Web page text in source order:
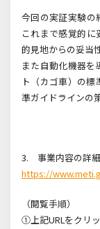
今回の実証実験の
これまで感覚的
的見地からの妥当
また自動化機器を
ト（カゴ車）の
準ガイドラインの
3. 事業内容の詳
https://
（閲覧手順）
①上記URL をクリ